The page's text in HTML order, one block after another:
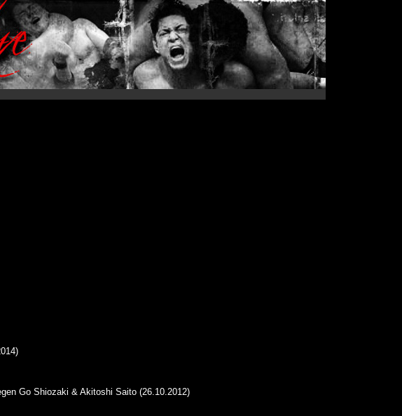
Go Shiozaki & Akitoshi Saito (26.10.2012)